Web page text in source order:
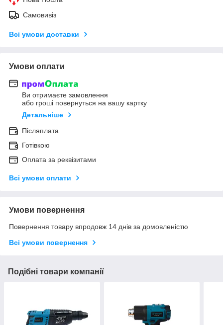
Самовивіз
Всі умови доставки
Умови оплати
Ви отримаєте замовлення
або гроші повернуться на вашу картку
Детальніше
Післяплата
Готівкою
Оплата за реквізитами
Всі умови оплати
Умови повернення
Повернення товару впродовж 14 днів за домовленістю
Всі умови повернення
Подібні товари компанії